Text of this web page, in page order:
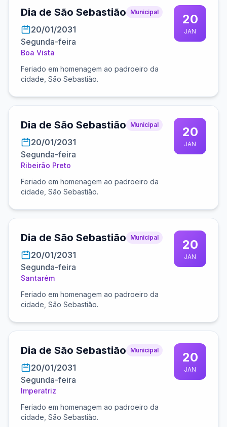
Dia de São Sebastião Municipal
20/01/2031
Segunda-feira
Boa Vista
Feriado em homenagem ao padroeiro da
cidade, São Sebastião.
20
JAN
Dia de São Sebastião Municipal
20/01/2031
Segunda-feira
Ribeirão Preto
Feriado em homenagem ao padroeiro da
cidade, São Sebastião.
20
JAN
Dia de São Sebastião Municipal
20/01/2031
Segunda-feira
Santarém
Feriado em homenagem ao padroeiro da
cidade, São Sebastião.
20
JAN
Dia de São Sebastião Municipal
20/01/2031
Segunda-feira
Imperatriz
Feriado em homenagem ao padroeiro da
cidade, São Sebastião.
20
JAN